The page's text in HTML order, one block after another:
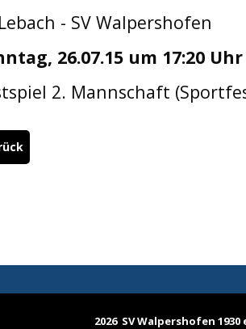
- SV Walpershofen
26.07.15 um 17:20 Uhr
2. Mannschaft
2026 SV Walpershofen